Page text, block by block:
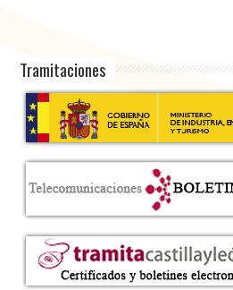
Tramitaciones